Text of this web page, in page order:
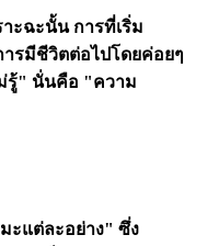
าะฉะนั้น การที่เริ่ม
รมีชีวิตต่อไปโดยค่อยๆ
รู้" นั่นคือ "ความ
ะแต่ละอย่าง" ซึ่ง